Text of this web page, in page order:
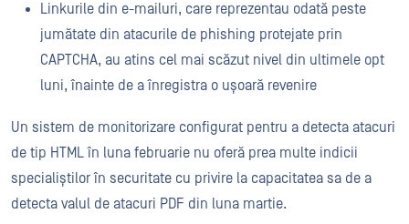
Linkurile din e-mailuri, care reprezentau odată peste
jumătate din atacurile de phishing protejate prin
CAPTCHA, au atins cel mai scăzut nivel din ultimele opt
luni, înainte de a înregistra o ușoară revenire
Un sistem de monitorizare configurat pentru a detecta atacuri
de tip HTML în luna februarie nu oferă prea multe indicii
specialiștilor în securitate cu privire la capacitatea sa de a
detecta valul de atacuri PDF din luna martie.